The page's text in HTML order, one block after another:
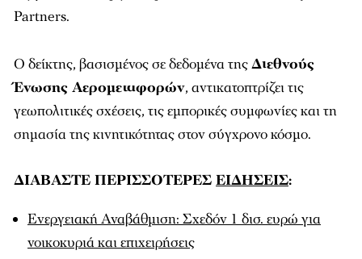
Partners.
Ο δείκτης, βασισμένος σε δεδομένα τηςΔιεθνούς
Ένωσης Αερομεταφορών, αντικατοπτρίζει τις
γεωπολιτικές σχέσεις, τις εμπορικές συμφωνίες και τη
σημασία της κινητικότητας στον σύγχρονο κόσμο.
ΔΙΑΒΑΣΤΕ ΠΕΡΙΣΣΟΤΕΡΕΣ ΕΙΔΗΣΕΙΣ:
Ενεργειακή Αναβάθμιση: Σχεδόν 1 δισ. ευρώ για
νοικοκυριά και επιχειρήσεις